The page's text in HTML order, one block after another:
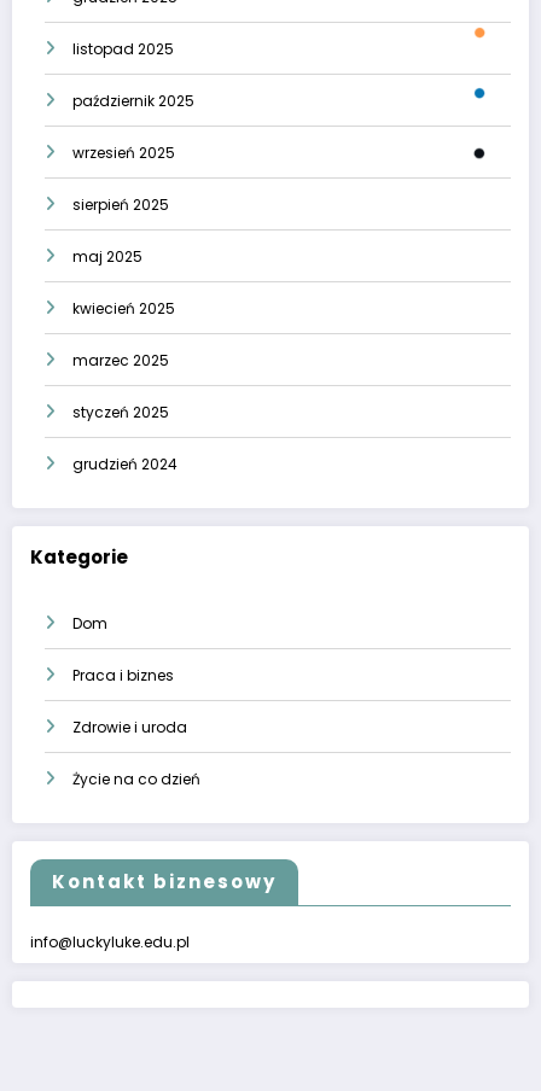
listopad 2025
październik 2025
wrzesień 2025
sierpień 2025
maj 2025
kwiecień 2025
marzec 2025
styczeń 2025
grudzień 2024
Kategorie
Dom
Praca i biznes
Zdrowie i uroda
Życie na co dzień
Kontakt biznesowy
info@luckyluke.edu.pl